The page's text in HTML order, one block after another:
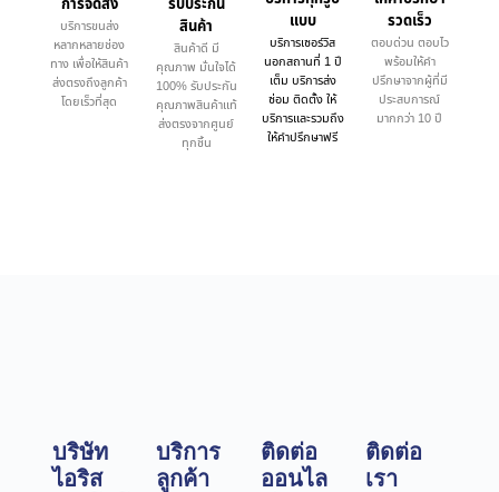
การจัดส่ง
บริการขนส่ง
หลากหลายช่อง
ทาง เพื่อให้สินค้า
ส่งตรงถึงลูกค้า
โดยเร็วที่สุด
รับประกัน
สินค้า
สินค้าดี มี
คุณภาพ มั่นใจได้
100% รับประกัน
คุณภาพสินค้าแท้
ส่งตรงจากศูนย์
ทุกชิ้น
แบบ
บริการเซอร์วิส
นอกสถานที่ 1 ปี
เต็ม บริการส่ง
ซ่อม ติดตั้ง ให้
บริการและรวมถึง
ให้คำปรึกษาฟรี
รวดเร็ว
ตอบด่วน ตอบไว
พร้อมให้คำ
ปรึกษาจากผู้ที่มี
ประสบการณ์
มากกว่า 10 ปี
บริษัท
ไอริส
บริการ
ลูกค้า
ติดต่อ
ออนไล
ติดต่อ
เรา